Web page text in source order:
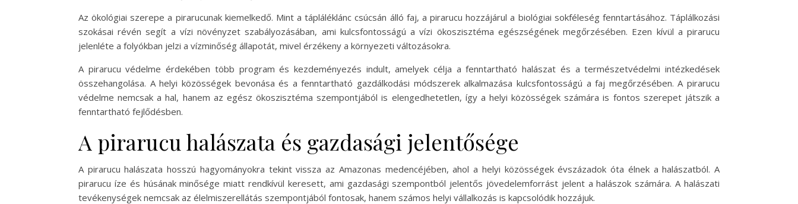
Az ökológiai szerepe a pirarucunak kiemelkedő. Mint a tápláléklánc csúcsán álló faj, a pirarucu hozzájárul a biológiai sokféleség fenntartásához. Táplálkozási
szokásai révén segít a vízi növényzet szabályozásában, ami kulcsfontosságú a vízi ökoszisztéma egészségének megőrzésében. Ezen kívül a pirarucu
jelenléte a folyókban jelzi a vízminőség állapotát, mivel érzékeny a környezeti változásokra.
A pirarucu védelme érdekében több program és kezdeményezés indult, amelyek célja a fenntartható halászat és a természetvédelmi intézkedések
összehangolása. A helyi közösségek bevonása és a fenntartható gazdálkodási módszerek alkalmazása kulcsfontosságú a faj megőrzésében. A pirarucu
védelme nemcsak a hal, hanem az egész ökoszisztéma szempontjából is elengedhetetlen, így a helyi közösségek számára is fontos szerepet játszik a
fenntartható fejlődésben.
A pirarucu halászata és gazdasági jelentősége
A pirarucu halászata hosszú hagyományokra tekint vissza az Amazonas medencéjében, ahol a helyi közösségek évszázadok óta élnek a halászatból. A
pirarucu íze és húsának minősége miatt rendkívül keresett, ami gazdasági szempontból jelentős jövedelemforrást jelent a halászok számára. A halászati
tevékenységek nemcsak az élelmiszerellátás szempontjából fontosak, hanem számos helyi vállalkozás is kapcsolódik hozzájuk.